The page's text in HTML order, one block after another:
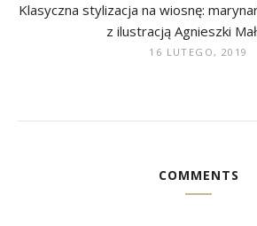
Klasyczna stylizacja na wiosnę:
z ilustracją Agnieszki
16 LUTEGO, 2019
COMMENTS